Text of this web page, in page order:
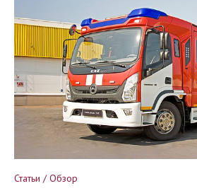
Статьи / Обзор